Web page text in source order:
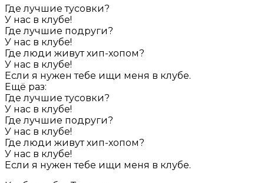
Где лучшие тусовки?
У нас в клубе!
Где лучшие подруги?
У нас в клубе!
Где люди живут хип-хопом?
У нас в клубе!
Если я нужен тебе ищи меня в клубе.
Ещё раз:
Где лучшие тусовки?
У нас в клубе!
Где лучшие подруги?
У нас в клубе!
Где люди живут хип-хопом?
У нас в клубе!
Если я нужен тебе ищи меня в клубе.